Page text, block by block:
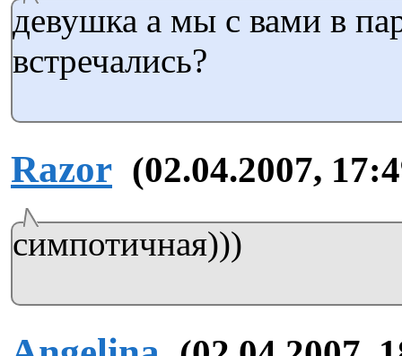
девушка а мы с вами в
встречались?
Razor (02.04.2007,
симпотичная)))